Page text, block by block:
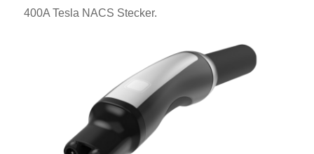
400A Tesla NACS Stecker.